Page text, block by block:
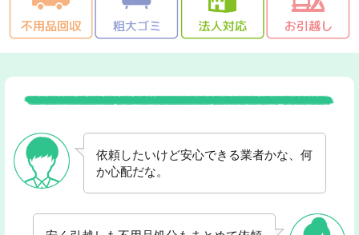
依頼したいけど安心できる業者かな、何
か心配だな。